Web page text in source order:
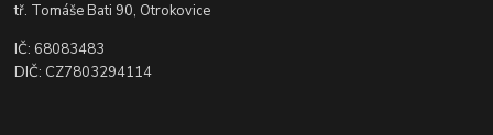
tř. Tomáše Bati 90, Otrokovice
IČ: 68083483
DIČ: CZ7803294114